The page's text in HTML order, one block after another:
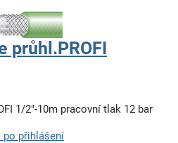
průhl.PROFI
1/2"-10m pracovní tlak 12 bar
po přihlášení